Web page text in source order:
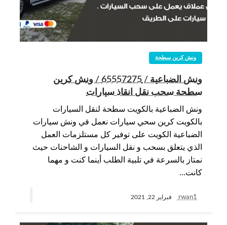
ونش كرين سطحة
ونش الضباعية / 65557275 / ونش كرين
سطحة سحب نقل انقاذ سيارات
ونش الضباعية بالكويت سطحة لنقل السيارات
بالكويت كرين سحي سيارات نعمل في ونش سيارات
الضباعية الكويت على توفير كل مستلزمات العمل
الذي يتعلق بسحب و نقل السيارات و الشاحنات حيث
نمتاز بالسرعة في تلبية الطلب أينما كنت و مهما
كانت…
rwan1 فبراير 22, 2021